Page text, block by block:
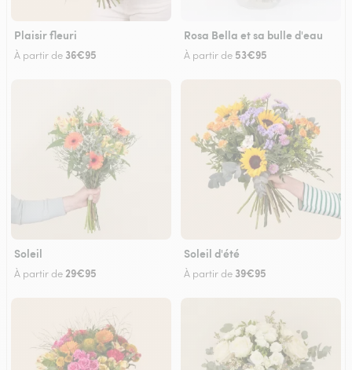
Plaisir fleuri
À partir de 36€95
Rosa Bella et sa bulle d'eau
À partir de 53€95
Soleil
À partir de29€95
Soleil d'été
À partir de 39€95